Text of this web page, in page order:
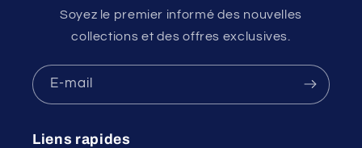
Soyez le premier informé des nouvelles
collections et des offres exclusives.
E-mail
Liens rapides